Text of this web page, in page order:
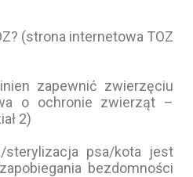
(strona internetowa TOZ
zapewnić zwierzęciu
o ochronie zwierząt –
2)
sterylizacja psa/kota jest
bezdomności